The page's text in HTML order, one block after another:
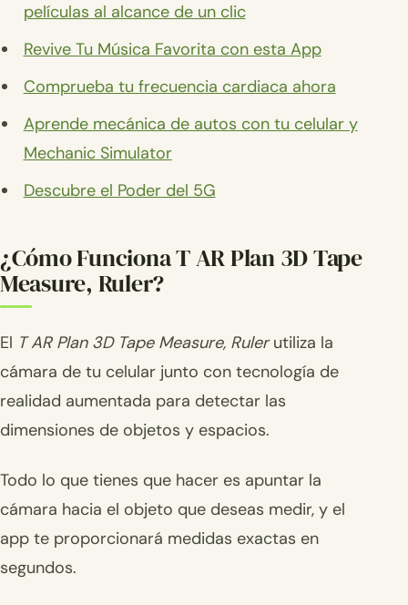
películas al alcance de un clic
Revive Tu Música Favorita con esta App
Comprueba tu frecuencia cardiaca ahora
Aprende mecánica de autos con tu celular y
Mechanic Simulator
Descubre el Poder del 5G
¿Cómo Funciona T AR Plan 3D Tape
Measure, Ruler?
El T AR Plan 3D Tape Measure, Rulerutiliza la
cámara de tu celular junto con tecnología de
realidad aumentada para detectar las
dimensiones de objetos y espacios.
Todo lo que tienes que hacer es apuntar la
cámara hacia el objeto que deseas medir, y el
app te proporcionará medidas exactas en
segundos.